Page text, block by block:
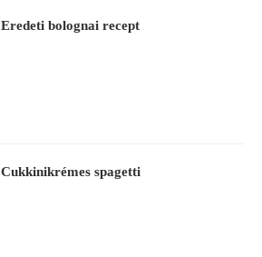
Eredeti bolognai recept
Cukkinikrémes spagetti